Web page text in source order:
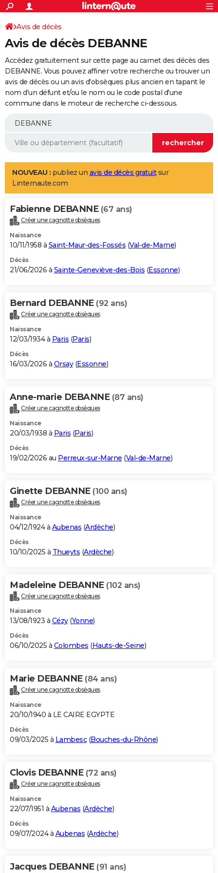
ACTUALITÉS
Politique
Société
Faits Divers
Education
Monde
Villes
+
SPORT
Coupe du monde 2026
Football
Tennis
Cyclisme
Rugby
Forum
Programme TV
TNT
Streaming
Cinéma
Sorties cinéma
Musique
+
FINANCE
Retraite
Epargne
Immobilier
Risques naturels par ville
Banque
Assurance
AUTO
Essais
Réserver un essai
Citadines
Berlines
SUV
Forum auto
+
Mobiles
Meilleur smartphone
Internet
Ordinateurs
Jeux vidéo
Guide high-tech
Aménagement intérieur
LIFESTYLE
Art de vivre
Bien-être
Loisirs
Mode
Modes de vie
Alimentation
Guide de la santé
Maladies
Médicaments
Sommeil
VOYAGE
Destinations
City break
Voyage nature
Voyage de noces
Forum
Climat
+PHOTO
GUIDES D'ACHAT
BONS PLANS
Carte de Noël
Carte Bonne année
Carte Saint-Valentin
Carte Pâques
Carte d'anniversaire
DICTIONNAIRE
Dictionnaire
Biographies
Citations
Expressions
Proverbes
PROGRAMME TV
S'inscrire
Se connecter
Lycées
Collèges
Primaires
Universités
Entreprises
Service militaire
Avis de recherche
AVIS DE DÉCÈS
Bricolage
Lifestyle
Culture
Sport
Auto
Television
Voyage
Cinema
Avis de décès
Avis de décès DEBANNE
Accédez gratuitement sur cette page au carnet des décès des
DEBANNE. Vous pouvez affiner votre recherche ou trouver un
avis de décès ou un avis d'obsèques plus ancien en tapant le
nom d'un défunt et/ou le nom ou le code postal d'une
commune dans le moteur de recherche ci-dessous.
NOUVEAU : publiez un avis de décès gratuitsur
Linternaute.com
Fabienne DEBANNE (67 ans)
Créer une cagnotte obsèques
Naissance
10/11/1958 à Saint-Maur-des-Fossés (Val-de-Marne)
Décès
21/06/2026 à Sainte-Geneviève-des-Bois (Essonne)
Bernard DEBANNE (92 ans)
Créer une cagnotte obsèques
Naissance
12/03/1934 à Paris (Paris)
Décès
16/03/2026 à Orsay(Essonne)
Anne-marie DEBANNE (87 ans)
Créer une cagnotte obsèques
Naissance
20/03/1938 à Paris (Paris)
Décès
19/02/2026 au Perreux-sur-Marne (Val-de-Marne)
Ginette DEBANNE (100 ans)
Créer une cagnotte obsèques
Naissance
04/12/1924 à Aubenas (Ardèche)
Décès
10/10/2025 à Thueyts (Ardèche)
Madeleine DEBANNE (102 ans)
Créer une cagnotte obsèques
Naissance
13/08/1923 à Cézy(Yonne)
Décès
06/10/2025 à Colombes (Hauts-de-Seine)
Marie DEBANNE (84 ans)
Créer une cagnotte obsèques
Naissance
20/10/1940 à LE CAIRE EGYPTE
Décès
09/03/2025 à Lambesc(Bouches-du-Rhône)
Clovis DEBANNE (72 ans)
Créer une cagnotte obsèques
Naissance
22/07/1951 à Aubenas (Ardèche)
Décès
09/07/2024 à Aubenas (Ardèche)
Jacques DEBANNE (91 ans)